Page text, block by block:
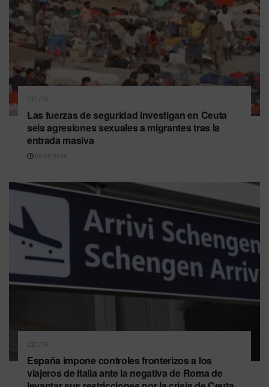
CEUTA
Las fuerzas de seguridad investigan en Ceuta
seis agresiones sexuales a migrantes tras la
entrada masiva
08/08/2026
CEUTA
España impone controles fronterizos a los
viajeros de Italia ante la negativa de Roma de